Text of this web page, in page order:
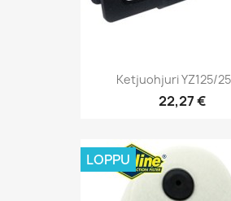
Ketjuohjuri YZ125/
22,27 €
LOPPU